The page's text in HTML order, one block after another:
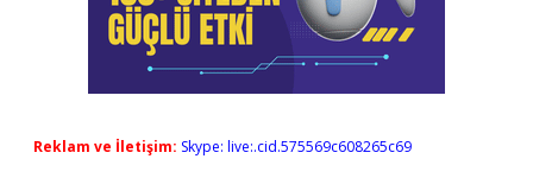
Reklam ve İletişim: Skype: live:.cid.575569c608265c69